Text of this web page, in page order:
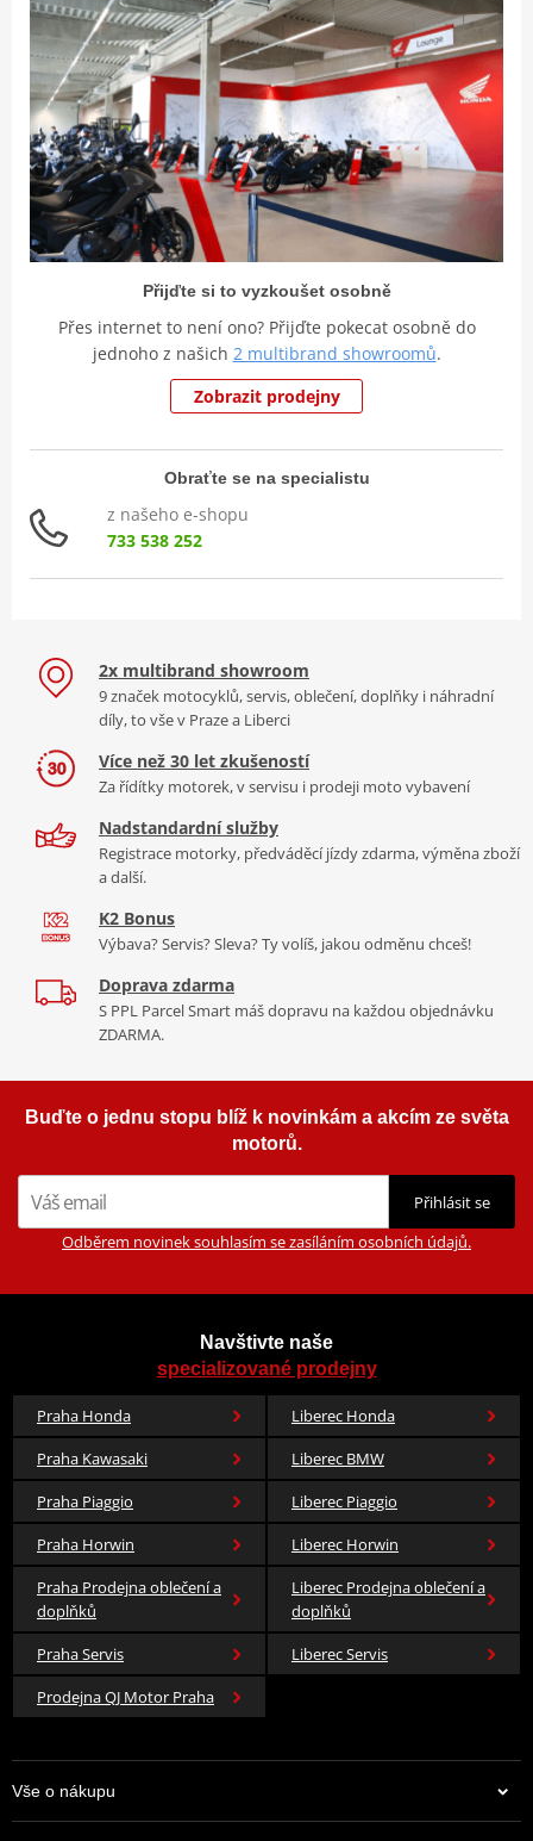
Přijďte si to vyzkoušet osobně
Přes internet to není ono? Přijďte pokecat osobně do
jednoho z našich 2 multibrand showroomů.
Zobrazit prodejny
Obraťte se na specialistu
z našeho e-shopu
733 538 252
2x multibrand showroom
9 značek motocyklů, servis, oblečení, doplňky i náhradní
díly, to vše v Praze a Liberci
Více než 30 let zkušeností
Za řídítky motorek, v servisu i prodeji moto vybavení
Nadstandardní služby
Registrace motorky, předváděcí jízdy zdarma, výměna zboží
a další.
K2 Bonus
Výbava? Servis? Sleva? Ty volíš, jakou odměnu chceš!
Doprava zdarma
S PPL Parcel Smart máš dopravu na každou objednávku
ZDARMA.
Buďte o jednu stopu blíž k novinkám a akcím ze světa
motorů.
Přihlásit se
Odběrem novinek souhlasím se zasíláním osobních údajů.
Navštivte naše
specializované prodejny
Praha Honda
Liberec Honda
Praha Kawasaki
Liberec BMW
Praha Piaggio
Liberec Piaggio
Praha Horwin
Liberec Horwin
Praha Prodejna oblečení a
doplňků
Liberec Prodejna oblečení a
doplňků
Praha Servis
Liberec Servis
Prodejna QJ Motor Praha
Vše o nákupu